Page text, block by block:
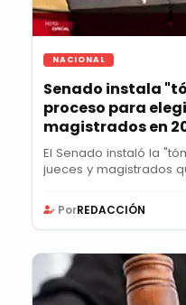
NACIONAL
Senado instala
proceso para
magistrados en
El Senado instaló la
jueces y magistrados
PorREDACCIÓN